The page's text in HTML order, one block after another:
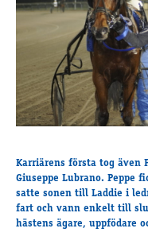
Travkonferens
Exponering & värdskap
Hört och hänt
Tävling
Träning och provlopp
Aktiva
Månadens hästägare 2026
Månadens B-tränare 2026
Karriärens första tog även
Giuseppe Lubrano. Peppe
satte sonen till Laddie i
fart och vann enkelt till
hästens ägare, uppfödare